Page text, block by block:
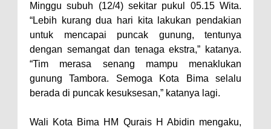
Pangkat 42 Personel
Bakti Sosial Bhayangkara Ke-80,
Satsamapta Polres Bima Bantu
Warga Dena Hadapi Krisis Air
Bersih
Polsek Bolo Bongkar Peredaran
Sabu di Tambe, 2 Pria
Minggu subuh (12/4) sekitar pukul 05.15 Wita.
“Lebih kurang dua hari kita lakukan pendakian
untuk mencapai puncak gunung, tentunya
dengan semangat dan tenaga ekstra,” katanya.
“Tim merasa senang mampu menaklukan
gunung Tambora. Semoga Kota Bima selalu
berada di puncak kesuksesan,” katanya lagi.
Wali Kota Bima HM Qurais H Abidin mengaku,